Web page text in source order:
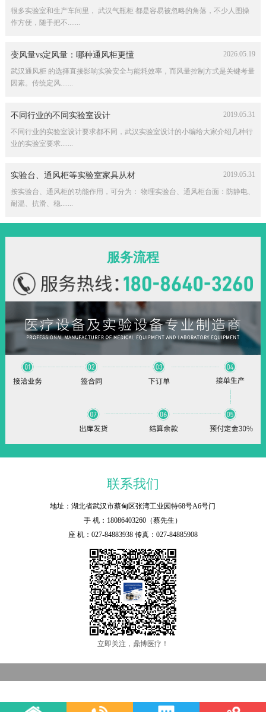
很多实验室和生产车间里， 武汉气瓶柜 都是容易被忽略的角落，不少人图操
作方便，随手把不.......
变风量vs定风量：哪种通风柜更懂 2026.05.19
武汉通风柜 的选择直接影响实验安全与能耗效率，而风量控制方式是关键考量
因素。传统定风.......
不同行业的不同实验室设计 2019.05.31
不同行业的实验室设计要求都不同，武汉实验室设计的小编给大家介绍几种行
业的实验室要求.......
实验台、通风柜等实验室家具从材 2019.05.31
按实验台、通风柜的功能作用，可分为： 物理实验台、通风柜台面：防静电、
耐温、抗滑、稳.......
服务流程
联系我们
地址：湖北省武汉市蔡甸区张湾工业园特68号A6号门
手 机：18086403260（蔡先生）
座 机：027-84883938 传真：027-84885908
立即关注，鼎博医疗！